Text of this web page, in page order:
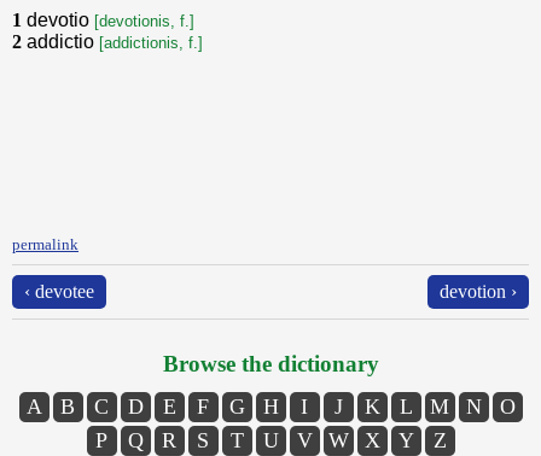
1 devotio [devotionis, f.]
2 addictio [addictionis, f.]
permalink
‹ devotee devotion ›
Browse the dictionary
A B C D E F G H I J K L M N
O
P
Q R S T U V W X Y Z